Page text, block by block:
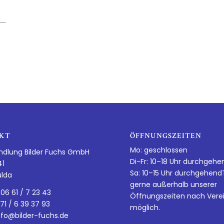
Bilder Fuchs GmbH
61 / 7 23 43
/ 6 39 37 93
fuchs.de
ÖFFNUNGSZEITEN
Mo: geschlossen
Di-Fr: 10–18 Uhr
Sa: 10–15 Uhr
gerne außerhalb unserer
Öffnungszeiten nach
möglich.